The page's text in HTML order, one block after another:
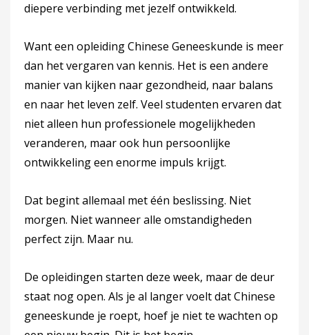
diepere verbinding met jezelf ontwikkeld.
Want een opleiding Chinese Geneeskunde is meer
dan het vergaren van kennis. Het is een andere
manier van kijken naar gezondheid, naar balans
en naar het leven zelf. Veel studenten ervaren dat
niet alleen hun professionele mogelijkheden
veranderen, maar ook hun persoonlijke
ontwikkeling een enorme impuls krijgt.
Dat begint allemaal met één beslissing. Niet
morgen. Niet wanneer alle omstandigheden
perfect zijn. Maar nu.
De opleidingen starten deze week, maar de deur
staat nog open. Als je al langer voelt dat Chinese
geneeskunde je roept, hoef je niet te wachten op